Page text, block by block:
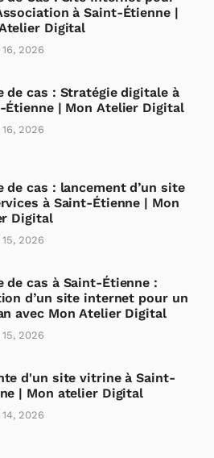
à Saint-Étienne |
Digital
2026
de cas : Stratégie digitale à
Étienne | Mon Atelier Digital
2026
de cas : lancement d’un site
à Saint-Étienne | Mon
Digital
2026
de cas à Saint-Étienne :
d’un site internet pour un
avec Mon Atelier Digital
2026
d'un site vitrine à Saint-
| Mon atelier Digital
2026